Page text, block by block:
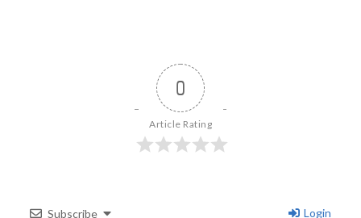
0
Article Rating
Subscribe Login